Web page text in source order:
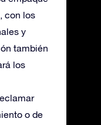
con los
y
también
los
o de